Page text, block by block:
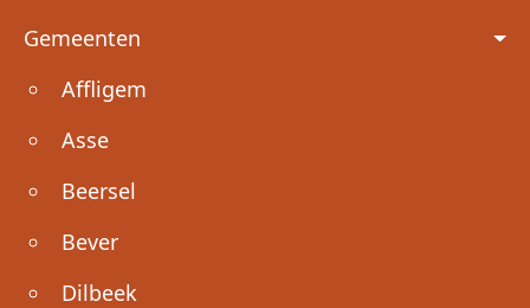
Voet
Gemeenten
Affligem
Asse
Beersel
Bever
Dilbeek